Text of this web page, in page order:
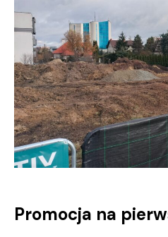
Promocja na